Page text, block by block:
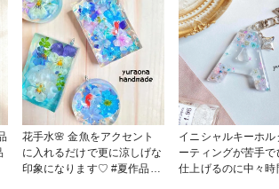
花手水🌸 金魚をアクセント
に入れるだけで更に涼しげな
印象になります♡︎ #夏作品コ
イニシャルキーホ
ーティングが苦手で
仕上げるのに中々時